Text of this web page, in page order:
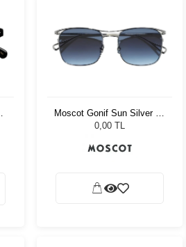
Moscot Gonif Sun Silver 54
Denim Blue
0,00 TL